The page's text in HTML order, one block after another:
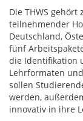
Die THWS
teilnehmender
Deutschland,
fünf
die Identifikation
Lehrformaten
sollen
werden,
innovativ in ihre